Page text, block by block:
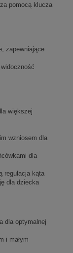
pomocą klucza
zapewniające
większej
wzniosem dla
dla
regulacja kąta
dla dziecka
dla optymalnej
i małym